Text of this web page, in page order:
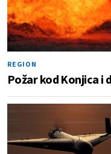
REGION
Požar kod Konjica i